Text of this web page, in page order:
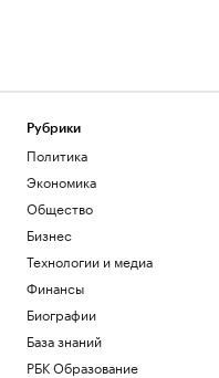
Рубрики
Политика
Экономика
Общество
Бизнес
Технологии и медиа
Финансы
Биографии
База знаний
РБК Образование